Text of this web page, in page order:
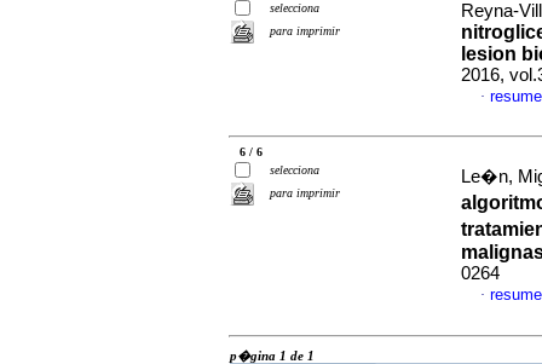
selecciona
para imprimir
Reyna-
lesion
2016,
·
6 / 6
selecciona
para imprimir
Le�n,
0264
·
p�gina 1 de 1